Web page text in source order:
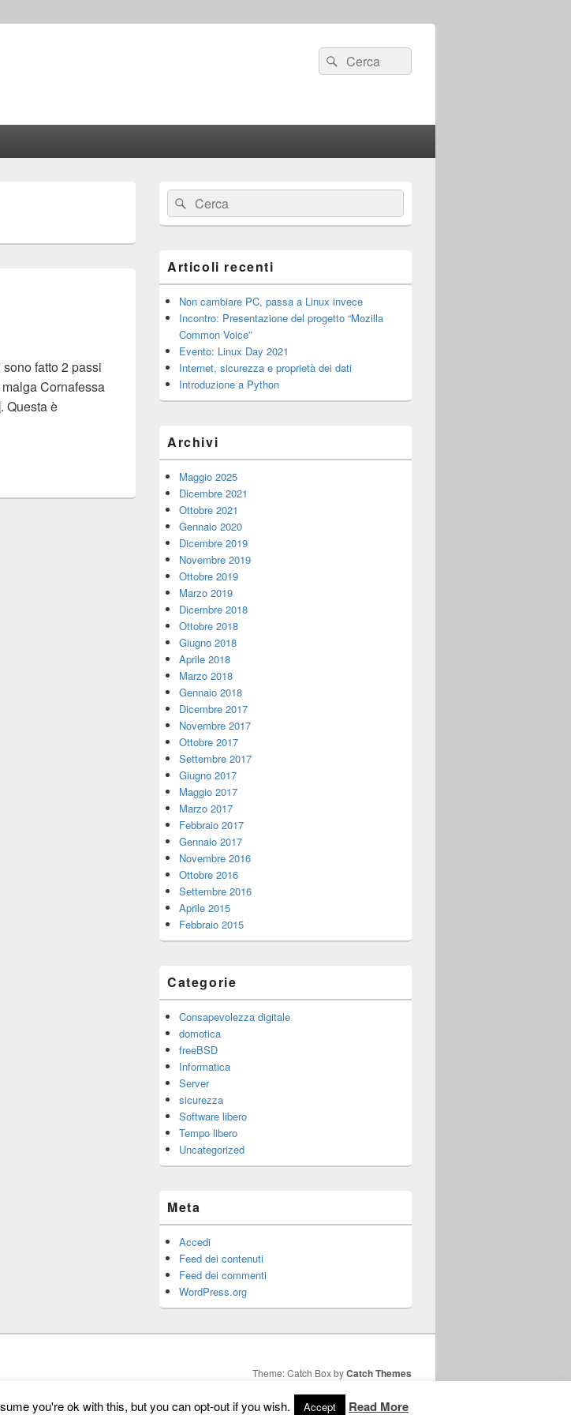
Cerca:Cerca
fatto 2 passi
Cornafessa
Questa è
Area
widget
barra
laterale
Cerca:Cerca
Articoli recenti
Non cambiare PC, passa a Linux invece
Incontro: Presentazione del progetto “Mozilla
Common Voice”
Evento: Linux Day 2021
Internet, sicurezza e proprietà dei dati
Introduzione a Python
Archivi
Maggio 2025
Dicembre 2021
Ottobre 2021
Gennaio 2020
Dicembre 2019
Novembre 2019
Ottobre 2019
Marzo 2019
Dicembre 2018
Ottobre 2018
Giugno 2018
Aprile 2018
Marzo 2018
Gennaio 2018
Dicembre 2017
Novembre 2017
Ottobre 2017
Settembre 2017
Giugno 2017
Maggio 2017
Marzo 2017
Febbraio 2017
Gennaio 2017
Novembre 2016
Ottobre 2016
Settembre 2016
Aprile 2015
Febbraio 2015
Categorie
Consapevolezza digitale
domotica
freeBSD
Informatica
Server
sicurezza
Software libero
Tempo libero
Uncategorized
Meta
Accedi
Feed dei contenuti
Feed dei commenti
WordPress.org
Theme: Catch Box byCatch Themes
you're ok with this, but you can opt-out if you wish. Accept Read More